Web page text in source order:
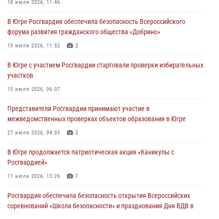
Представители Росгвардии принимают участие в
межведомственных проверках объектов образования в Югре
Росгвардейцы провели уроки безопасности для юных югорчан
24 июля 2026, 04:17
В Югре подведены итоги служебной деятельности
вневедомственной охраны с начала года
18 июля 2026, 11:46
18 июля 2026, 11:46
В Югре Росгвардия обеспечила безопасность Всероссийского
форума развития гражданского общества «Добрино»
13 июля 2026, 11:52 2
В Югре с участием Росгвардии стартовали проверки избирательных
участков
15 июля 2026, 06:07
Представители Росгвардии принимают участие в
межведомственных проверках объектов образования в Югре
27 июля 2026, 04:35 2
В Югре продолжается патриотическая акция «Каникулы с
Росгвардией»
11 июля 2026, 13:26 7
Росгвардия обеспечила безопасность открытия Всероссийских
соревнований «Школа безопасности» и празднования Дня ВДВ в